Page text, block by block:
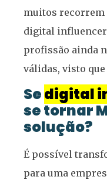
muitos recorrem
digital influencer
profissão ainda
válidas, visto
Sedigital
se tornar
solução?
É possível
para uma